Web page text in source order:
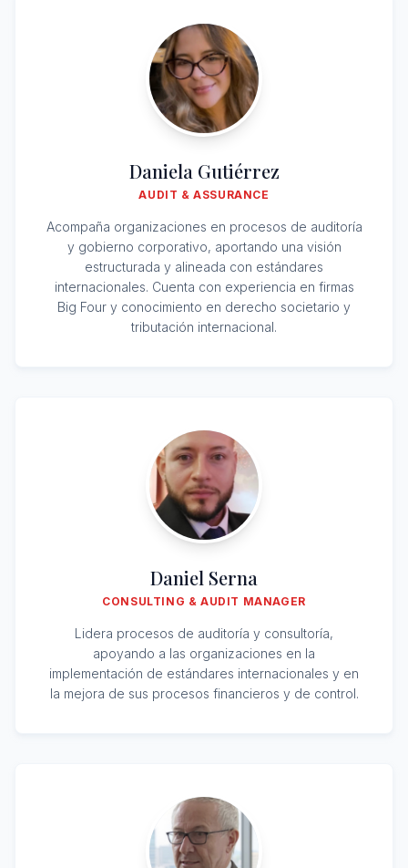
Daniela Gutiérrez
AUDIT & ASSURANCE
Acompaña organizaciones en procesos de auditoría
y gobierno corporativo, aportando una visión
estructurada y alineada con estándares
internacionales. Cuenta con experiencia en firmas
Big Four y conocimiento en derecho societario y
tributación internacional.
Daniel Serna
CONSULTING & AUDIT MANAGER
Lidera procesos de auditoría y consultoría,
apoyando a las organizaciones en la
implementación de estándares internacionales y en
la mejora de sus procesos financieros y de control.